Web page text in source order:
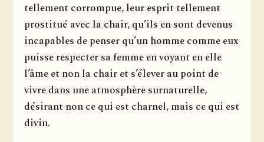
tellement corrompue, leur esprit tellement
prostitué avec la chair, qu’ils en sont devenus
incapables de penser qu’un homme comme eux
puisse respecter sa femme en voyant en elle
l’âme et non la chair et s’élever au point de
vivre dans une atmosphère surnaturelle,
désirant non ce qui est charnel, mais ce qui est
divin.